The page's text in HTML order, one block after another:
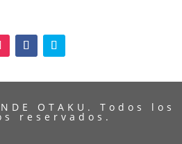
OTAKU. Todos los
reservados.